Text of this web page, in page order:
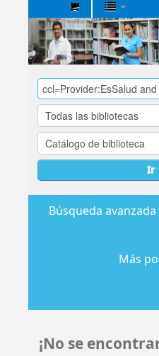
Biblioteca
Central
EsSalud
Ir
Búsqueda avanzada
Más
¡No se